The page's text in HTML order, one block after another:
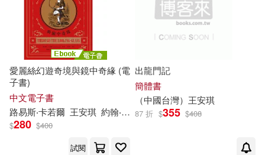
愛麗絲幻遊奇境與鏡中奇緣 (電
子書)
中文電子書
路易斯‧卡若爾 王安琪 約翰‧譚尼爾
$280 $400
試閱
出龍門記
簡體書
（中國台灣） 王安琪
87 折 $355 $408